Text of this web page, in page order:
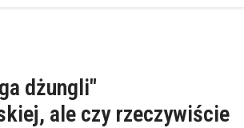
dżungli"
ale czy rzeczywiście